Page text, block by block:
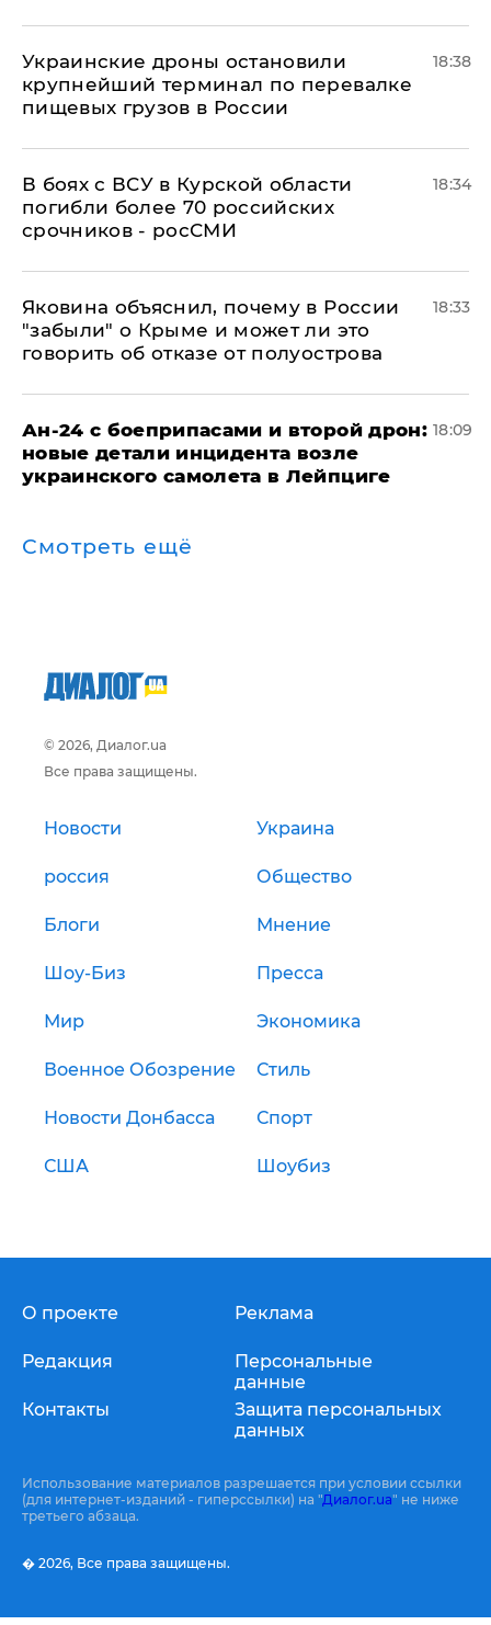
Украинские дроны остановили
крупнейший терминал по перевалке
пищевых грузов в России
18:38
В боях с ВСУ в Курской области
погибли более 70 российских
срочников - росСМИ
18:34
Яковина объяснил, почему в России
"забыли" о Крыме и может ли это
говорить об отказе от полуострова
18:33
Ан-24 с боеприпасами и второй дрон:
новые детали инцидента возле
украинского самолета в Лейпциге
18:09
Смотреть ещё
© 2026, Диалог.ua
Все права защищены.
Новости Украина
россия Общество
Блоги Мнение
Шоу-Биз Пресса
Мир Экономика
Военное Обозрение Стиль
Новости Донбасса Спорт
США Шоубиз
О проекте
Редакция
Контакты
Реклама
Персональные
данные
Защита персональных
данных
Использование материалов разрешается при условии ссылки
(для интернет-изданий - гиперссылки) на "Диалог.ua" не ниже
третьего абзаца.
� 2026, Все права защищены.